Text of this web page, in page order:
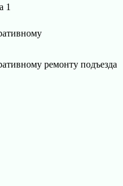
ремонту подъезда